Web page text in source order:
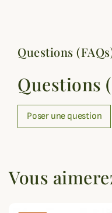
Questions
Questions
Poser une question
Vous